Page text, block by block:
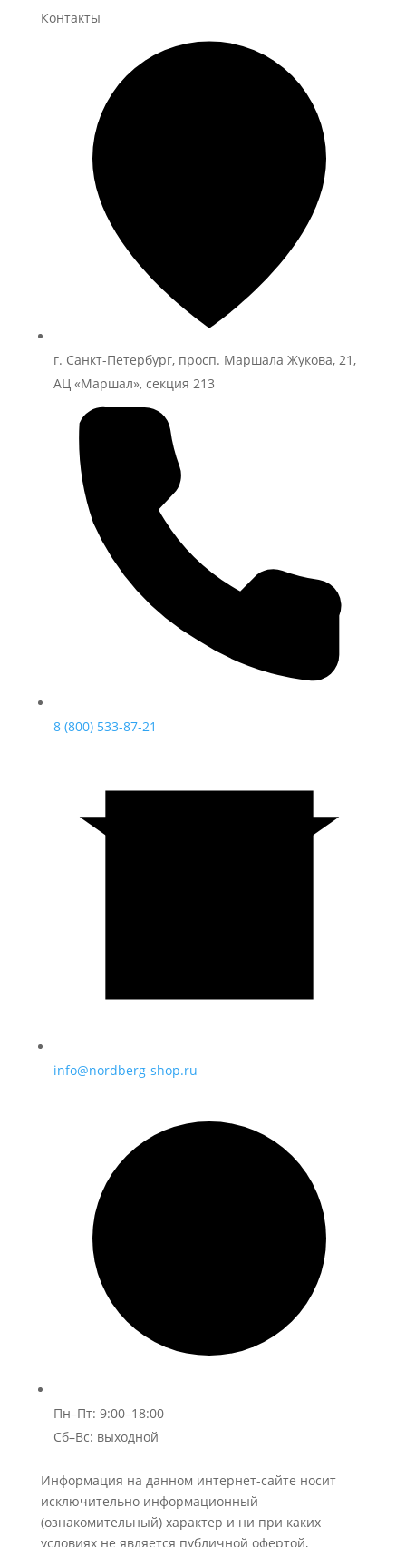
Контакты
г. Санкт-Петербург, просп. Маршала Жукова, 21,
АЦ «Маршал», секция 213
8 (800) 533-87-21
info@nordberg-shop.ru
Пн–Пт: 9:00–18:00
Сб–Вс: выходной
Информация на данном интернет-сайте носит
исключительно информационный
(ознакомительный) характер и ни при каких
условиях не является публичной офертой,